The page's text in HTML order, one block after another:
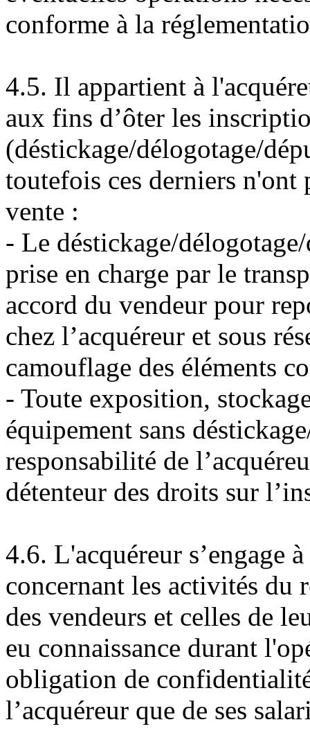
conforme à la
4.5. Il appartient à
aux fins d’ôter les
(déstickage/délogotage/
toutefois ces derniers n'ont
vente :
- Le déstickage/
prise en charge par le
accord du vendeur pour
chez l’acquéreur et sous
camouflage des éléments
- Toute exposition,
équipement sans
responsabilité de
détenteur des droits sur
4.6. L'acquéreur s’engage
concernant les activités du
des vendeurs et celles de
eu connaissance durant
obligation de
l’acquéreur que de ses